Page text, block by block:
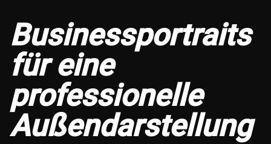
Businessportraits
für eine
professionelle
Außendarstellung